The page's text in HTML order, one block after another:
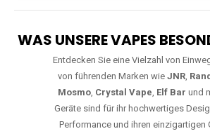
WAS UNSERE VAPES
Entdecken Sie eine Vielzahl von
von führenden Marken wie JNR,
Mosmo, Crystal Vape, Elf Bar und
Geräte sind für ihr hochwertiges
Performance und ihren einzigartigen